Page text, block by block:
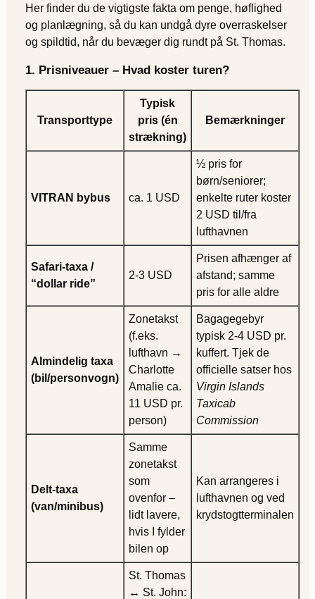
Her finder du de vigtigste fakta om penge, høflighed
og planlægning, så du kan undgå dyre overraskelser
og spildtid, når du bevæger dig rundt på St. Thomas.
1. Prisniveauer – Hvad koster turen?
Transporttype
Typisk
pris (én
strækning)
Bemærkninger
VITRAN bybus ca. 1 USD
½ pris for
børn/seniorer;
enkelte ruter koster
2 USD til/fra
lufthavnen
Safari-taxa /
“dollar ride”
2-3 USD
Prisen afhænger af
afstand; samme
pris for alle aldre
Almindelig taxa
(bil/personvogn)
Zonetakst
(f.eks.
lufthavn →
Charlotte
Amalie ca.
11 USD pr.
person)
Bagagegebyr
typisk 2-4 USD pr.
kuffert. Tjek de
officielle satser hos
Virgin Islands
Taxicab
Commission
Delt-taxa
(van/minibus)
Samme
zonetakst
som
ovenfor –
lidt lavere,
hvis I fylder
bilen op
Kan arrangeres i
lufthavnen og ved
krydstogtterminalen
St. Thomas
↔ St. John: